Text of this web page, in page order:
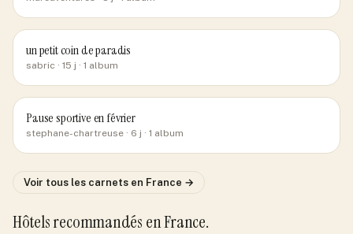
un petit coin de paradis
sabric · 15 j · 1 album
Pause sportive en février
stephane-chartreuse · 6 j · 1 album
Voir tous les carnets en France →
Hôtels recommandés en France.